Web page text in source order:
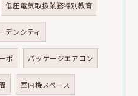
低圧電気取扱業務特別教育
デンシティ
ポ パッケージエアコン
室内機スペース